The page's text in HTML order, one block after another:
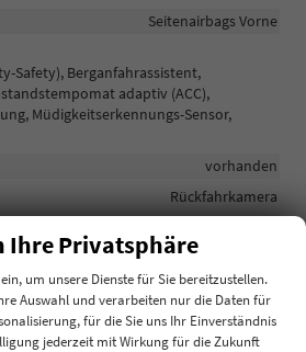
Seitenairbags Vorne
Safety), Berganfahrassistent,
adaptiv (ACC),
Müdigkeitserkennungs-Sensor,
vorhanden
Rückfahrkamera
Tagfahrlicht, LED-Scheinwerfer,
vorhanden
Ihre Privatsphäre
um unsere Dienste für Sie bereitzustellen.
Auswahl und verarbeiten nur die Daten für
für die Sie uns Ihr Einverständnis
jederzeit mit Wirkung für die Zukunft